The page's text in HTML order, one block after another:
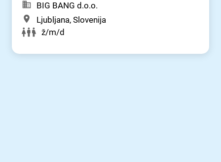
BIG BANG d.o.o.
Ljubljana, Slovenija
ž/m/d